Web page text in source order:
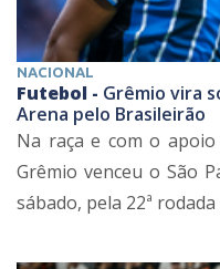
NACIONAL
Futebol - Grêmio vira
Arena pelo Brasileirão
Na raça e com o
Grêmio venceu o São
sábado, pela 22ª